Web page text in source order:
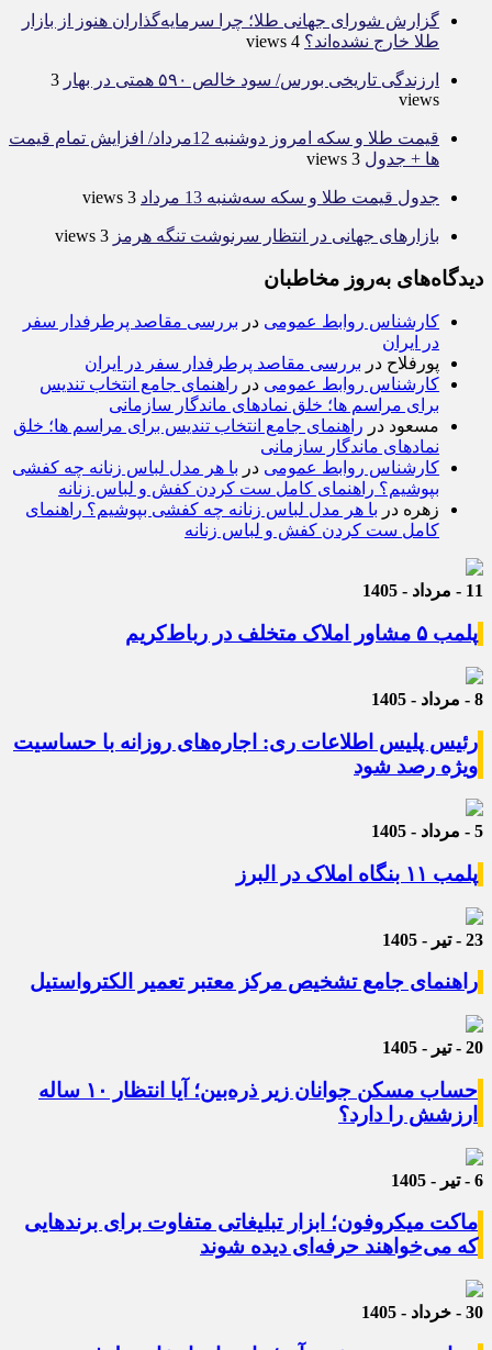
گزارش شورای جهانی طلا؛ چرا سرمایه‌گذاران هنوز از بازار
طلا خارج نشده‌اند؟ 4 views
ارزندگی تاریخی بورس/ سود خالص ۵۹۰ همتی در بهار
3
views
قیمت طلا و سکه امروز دوشنبه 12مرداد/ افزایش تمام قیمت
ها + جدول 3 views
جدول قیمت طلا و سکه سه‌شنبه 13 مرداد 3 views
بازارهای جهانی در انتظار سرنوشت تنگه هرمز 3 views
دیدگاه‌های به‌روز مخاطبان
کارشناس روابط عمومی در بررسی مقاصد پرطرفدار سفر
در ایران
پورفلاح در بررسی مقاصد پرطرفدار سفر در ایران
کارشناس روابط عمومی در راهنمای جامع انتخاب تندیس
برای مراسم ها؛ خلق نمادهای ماندگار سازمانی
مسعود در راهنمای جامع انتخاب تندیس برای مراسم ها؛ خلق
نمادهای ماندگار سازمانی
کارشناس روابط عمومی در با هر مدل لباس زنانه چه کفشی
بپوشیم؟ راهنمای کامل ست کردن کفش و لباس زنانه
زهره در با هر مدل لباس زنانه چه کفشی بپوشیم؟ راهنمای
کامل ست کردن کفش و لباس زنانه
11 - مرداد - 1405
پلمب ۵ مشاور املاک متخلف در رباط‌کریم
8 - مرداد - 1405
رئیس پلیس اطلاعات ری: اجاره‌های روزانه با حساسیت
ویژه رصد شود
5 - مرداد - 1405
پلمب ۱۱ بنگاه املاک در البرز
23 - تیر - 1405
راهنمای جامع تشخیص مرکز معتبر تعمیر الکترواستیل
20 - تیر - 1405
حساب مسکن جوانان زیر ذره‌بین؛ آیا انتظار ۱۰ ساله
ارزشش را دارد؟
6 - تیر - 1405
ماکت میکروفون؛ ابزار تبلیغاتی متفاوت برای برندهایی
که می‌خواهند حرفه‌ای دیده شوند
30 - خرداد - 1405